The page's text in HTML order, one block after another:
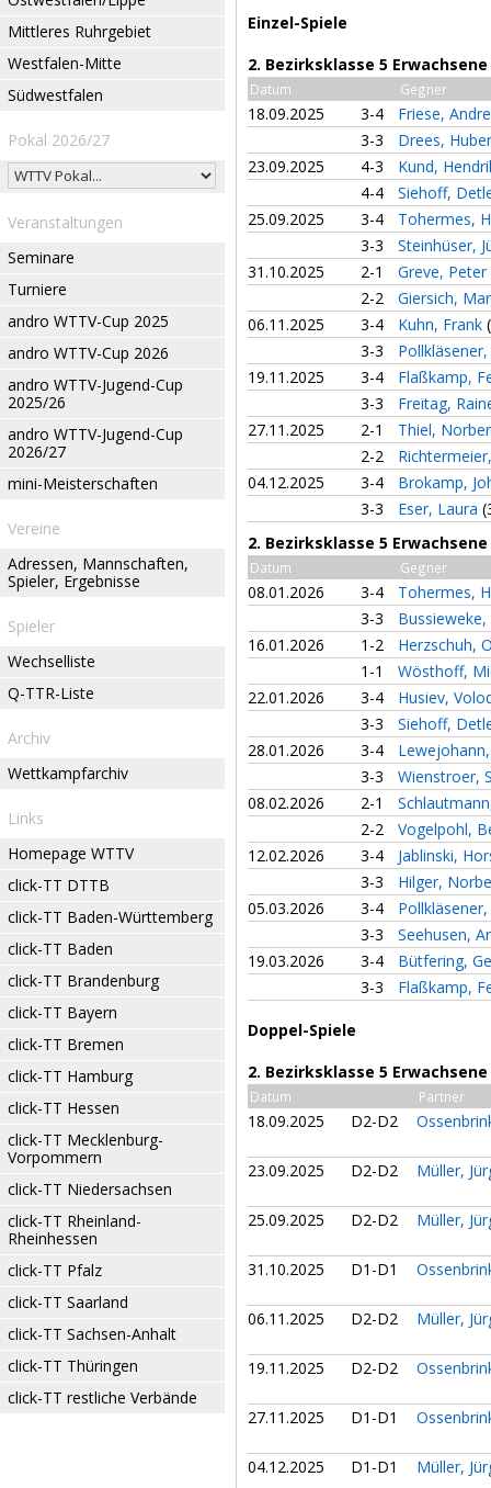
Mittleres Ruhrgebiet
Westfalen-Mitte
Südwestfalen
Pokal 2026/27
Veranstaltungen
Seminare
Turniere
andro WTTV-Cup 2025
andro WTTV-Cup 2026
andro WTTV-Jugend-Cup
2025/26
andro WTTV-Jugend-Cup
2026/27
mini-Meisterschaften
Vereine
Adressen, Mannschaften,
Spieler, Ergebnisse
Spieler
Wechselliste
Q-TTR-Liste
Archiv
Wettkampfarchiv
Links
Homepage WTTV
click-TT DTTB
click-TT Baden-Württemberg
click-TT Baden
click-TT Brandenburg
click-TT Bayern
click-TT Bremen
click-TT Hamburg
click-TT Hessen
click-TT Mecklenburg-
Vorpommern
click-TT Niedersachsen
click-TT Rheinland-
Rheinhessen
click-TT Pfalz
click-TT Saarland
click-TT Sachsen-Anhalt
click-TT Thüringen
click-TT restliche Verbände
Einzel-Spiele
2. Bezirksklasse 5
Datum Gegner
18.09.2025 3-4
Friese,
3-3
Drees,
23.09.2025
4-3
Kund,
4-4
Siehoff,
25.09.2025
3-4
Tohermes,
3-3
Steinhüser,
31.10.2025
2-1
Greve, Peter
2-2
Giersich,
06.11.2025
3-4 Kuhn, Frank
3-3
19.11.2025
3-4
Flaßkamp,
3-3
Freitag,
27.11.2025
2-1
Thiel,
2-2
04.12.2025
3-4
Brokamp,
3-3
Eser, Laura
2. Bezirksklasse 5
Datum Gegner
08.01.2026 3-4
Tohermes,
3-3
16.01.2026
1-2
Herzschuh,
1-1
Wösthoff,
22.01.2026
3-4
Husiev,
3-3
Siehoff,
28.01.2026
3-4
3-3
Wienstroer,
08.02.2026
2-1
2-2
Vogelpohl,
12.02.2026
3-4
Jablinski,
3-3
Hilger,
05.03.2026
3-4
3-3
Seehusen,
19.03.2026
3-4
Bütfering,
3-3
Flaßkamp,
Doppel-Spiele
2. Bezirksklasse 5
Datum Partner
18.09.2025 D2-D2
23.09.2025 D2-D2 Müller,
25.09.2025 D2-D2 Müller,
31.10.2025 D1-D1
06.11.2025 D2-D2 Müller,
19.11.2025 D2-D2
27.11.2025 D1-D1
04.12.2025 D1-D1 Müller,